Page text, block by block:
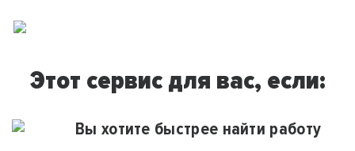
Этот сервис для вас, если:
Вы хотите быстрее найти работу